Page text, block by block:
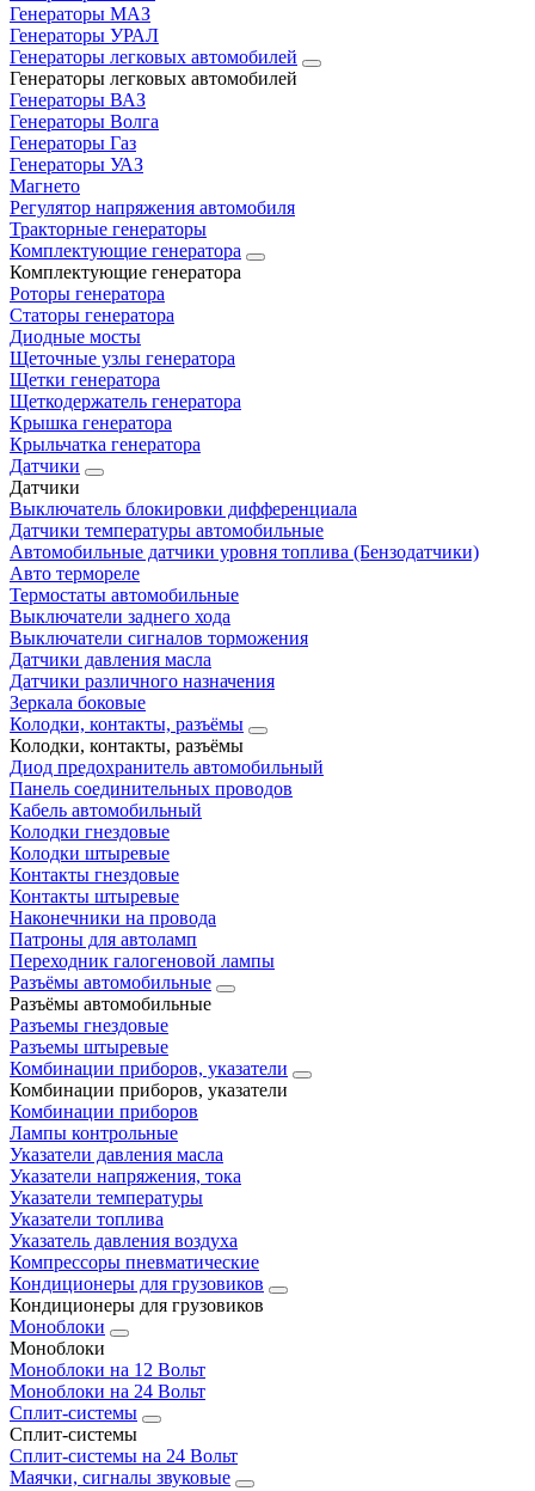
Генераторы МАЗ
Генераторы УРАЛ
Генераторы легковых автомобилей
Генераторы легковых автомобилей
Генераторы ВАЗ
Генераторы Волга
Генераторы Газ
Генераторы УАЗ
Магнето
Регулятор напряжения автомобиля
Тракторные генераторы
Комплектующие генератора
Комплектующие генератора
Роторы генератора
Статоры генератора
Диодные мосты
Щеточные узлы генератора
Щетки генератора
Щеткодержатель генератора
Крышка генератора
Крыльчатка генератора
Датчики
Датчики
Выключатель блокировки дифференциала
Датчики температуры автомобильные
Автомобильные датчики уровня топлива (Бензодатчики)
Авто термореле
Термостаты автомобильные
Выключатели заднего хода
Выключатели сигналов торможения
Датчики давления масла
Датчики различного назначения
Зеркала боковые
Колодки, контакты, разъёмы
Колодки, контакты, разъёмы
Диод предохранитель автомобильный
Панель соединительных проводов
Кабель автомобильный
Колодки гнездовые
Колодки штыревые
Контакты гнездовые
Контакты штыревые
Наконечники на провода
Патроны для автоламп
Переходник галогеновой лампы
Разъёмы автомобильные
Разъёмы автомобильные
Разъемы гнездовые
Разъемы штыревые
Комбинации приборов, указатели
Комбинации приборов, указатели
Комбинации приборов
Лампы контрольные
Указатели давления масла
Указатели напряжения, тока
Указатели температуры
Указатели топлива
Указатель давления воздуха
Компрессоры пневматические
Кондиционеры для грузовиков
Кондиционеры для грузовиков
Моноблоки
Моноблоки
Моноблоки на 12 Вольт
Моноблоки на 24 Вольт
Сплит-системы
Сплит-системы
Сплит‑системы на 24 Вольт
Маячки, сигналы звуковые